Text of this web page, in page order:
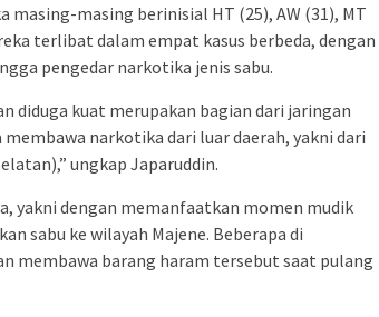
masing berinisial HT (25), AW (31), MT
terlibat dalam empat kasus berbeda, dengan
pengedar narkotika jenis sabu.
diduga kuat merupakan bagian dari jaringan
narkotika dari luar daerah, yakni dari
ungkap Japaruddin.
yakni dengan memanfaatkan momen mudik
sabu ke wilayah Majene. Beberapa di
membawa barang haram tersebut saat pulang